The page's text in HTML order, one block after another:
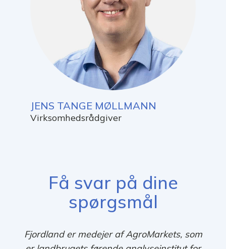
JENS TANGE MØLLMANN
Virksomhedsrådgiver
Få svar på dine
spørgsmål
Fjordland er medejer af AgroMarkets, som